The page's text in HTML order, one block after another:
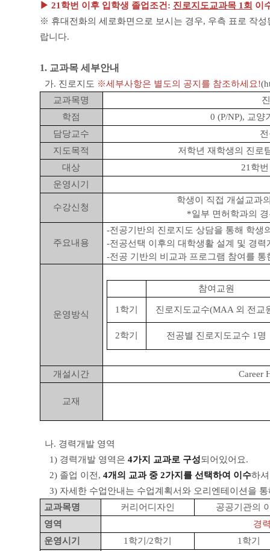
▶ 21학번 이후 입학생 졸업조건: 진로지도교과목 1회 이
※ 휴대전화의 세로화면으로 보시는 경우, 우측 표로 작
랍니다.
1. 교과목 세부안내
가. 진로지도 ※세부사항은 별도의 공지를 참조하세요!(
교과목명
학점
0 (P/NP), 교양
담당교수
지도목적
저학년 재학생의 진로
대상
21학
운영시기
수강신청
학생이 직접 개설교과
*일부 면허학과의
주요내용
-전공기반의 진로지도 상담을 통해 학생
-전공선택 이후의 대학생활 설계 및 경력
-전공 기반의 비교과 프로그램 참여를
운영방식
참여교원
1학기 진로지도교수(MAA 외 전교
2학기 전공별 진로지도교수 1명
개설시간 Career
교재
나. 경력개발 영역
1) 경력개발 영역은 4가지 교과로 구성되어있어요.
2) 졸업 이전, 4개의 교과 중 2가지를 선택하여 이수하
3) 자세한 수업안내는 수업계획서와 오리엔테이션을 통
교과목명
커리어디자인
공공기관의
영역
경
운영시기
1학기/2학기
1학기